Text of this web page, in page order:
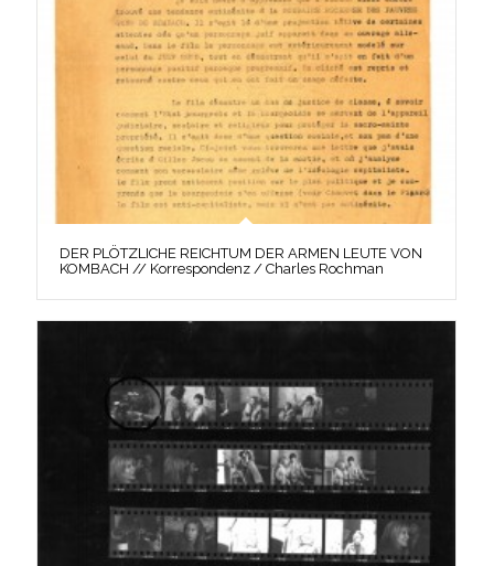
DER PLÖTZLICHE REICHTUM DER ARMEN LEUTE VON
KOMBACH // Korrespondenz / Charles Rochman